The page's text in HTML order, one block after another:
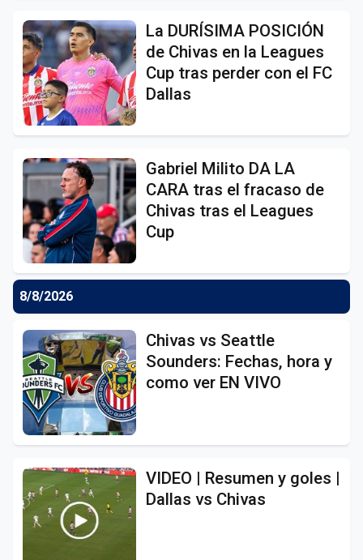
La DURÍSIMA POSICIÓN
de Chivas en la Leagues
Cup tras perder con el FC
Dallas
Gabriel Milito DA LA
CARA tras el fracaso de
Chivas tras el Leagues
Cup
8/8/2026
Chivas vs Seattle
Sounders: Fechas, hora y
como ver EN VIVO
VIDEO | Resumen y goles |
Dallas vs Chivas